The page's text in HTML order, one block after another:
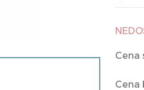
Cena
Cena